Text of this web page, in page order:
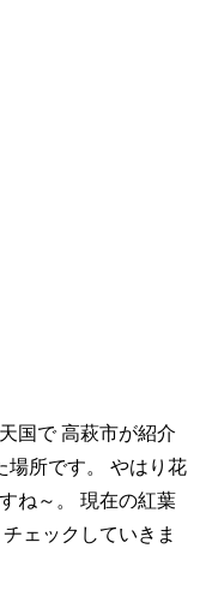
国で 高萩市が紹介
場所です。 やはり花
ね～。 現在の紅葉
ェックしていきま